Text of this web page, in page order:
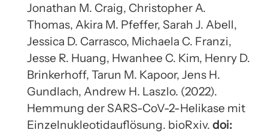
Jonathan M. Craig, Christopher A.
Thomas, Akira M. Pfeffer, Sarah J. Abell,
Jessica D. Carrasco, Michaela C. Franzi,
Jesse R. Huang, Hwanhee C. Kim, Henry D.
Brinkerhoff, Tarun M. Kapoor, Jens H.
Gundlach, Andrew H. Laszlo. (2022).
Hemmung der SARS-CoV-2-Helikase mit
Einzelnukleotidauflösung. bioRxiv. doi: